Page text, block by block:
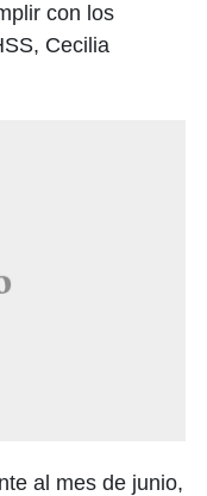
con los
Cecilia
al mes de junio,